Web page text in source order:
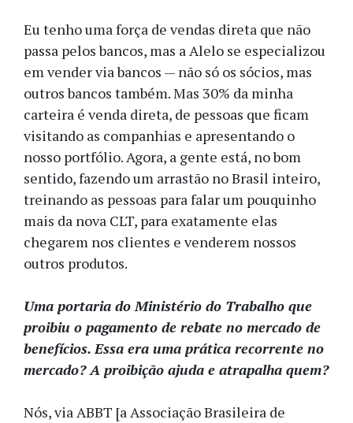
Eu tenho uma força de vendas direta que não
passa pelos bancos, mas a Alelo se especializou
em vender via bancos — não só os sócios, mas
outros bancos também. Mas 30% da minha
carteira é venda direta, de pessoas que ficam
visitando as companhias e apresentando o
nosso portfólio. Agora, a gente está, no bom
sentido, fazendo um arrastão no Brasil inteiro,
treinando as pessoas para falar um pouquinho
mais da nova CLT, para exatamente elas
chegarem nos clientes e venderem nossos
outros produtos.
Uma portaria do Ministério do Trabalho que
proibiu o pagamento de rebate no mercado de
benefícios. Essa era uma prática recorrente no
mercado? A proibição ajuda e atrapalha quem?
Nós, via ABBT [a Associação Brasileira de